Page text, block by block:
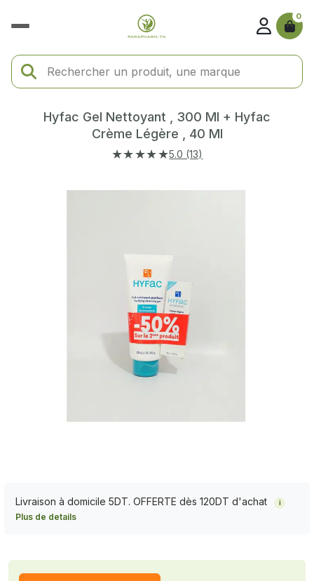
0
Hyfac Gel Nettoyant , 300 Ml + Hyfac
Crème Légère , 40 Ml
★★★★★5.0 (13)
Livraison à domicile 5DT. OFFERTE dès 120DT d'achat i
Plus de details